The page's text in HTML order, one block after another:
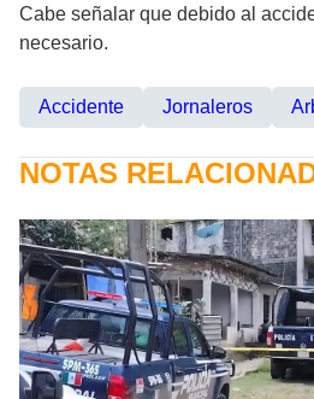
Cabe señalar que debido al
necesario.
Accidente Jornaleros
NOTAS